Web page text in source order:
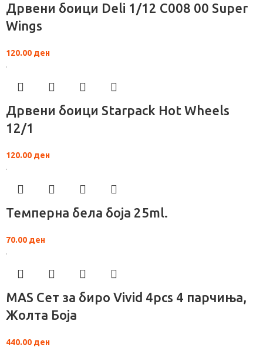
Дрвени боици Deli 1/12 C008 00 Super
Wings
120.00 ден
Дрвени боици Starpack Hot Wheels
12/1
120.00 ден
Темперна бела боја 25ml.
70.00 ден
MAS Сет за биро Vivid 4pcs 4 парчиња,
Жолта Боја
440.00 ден